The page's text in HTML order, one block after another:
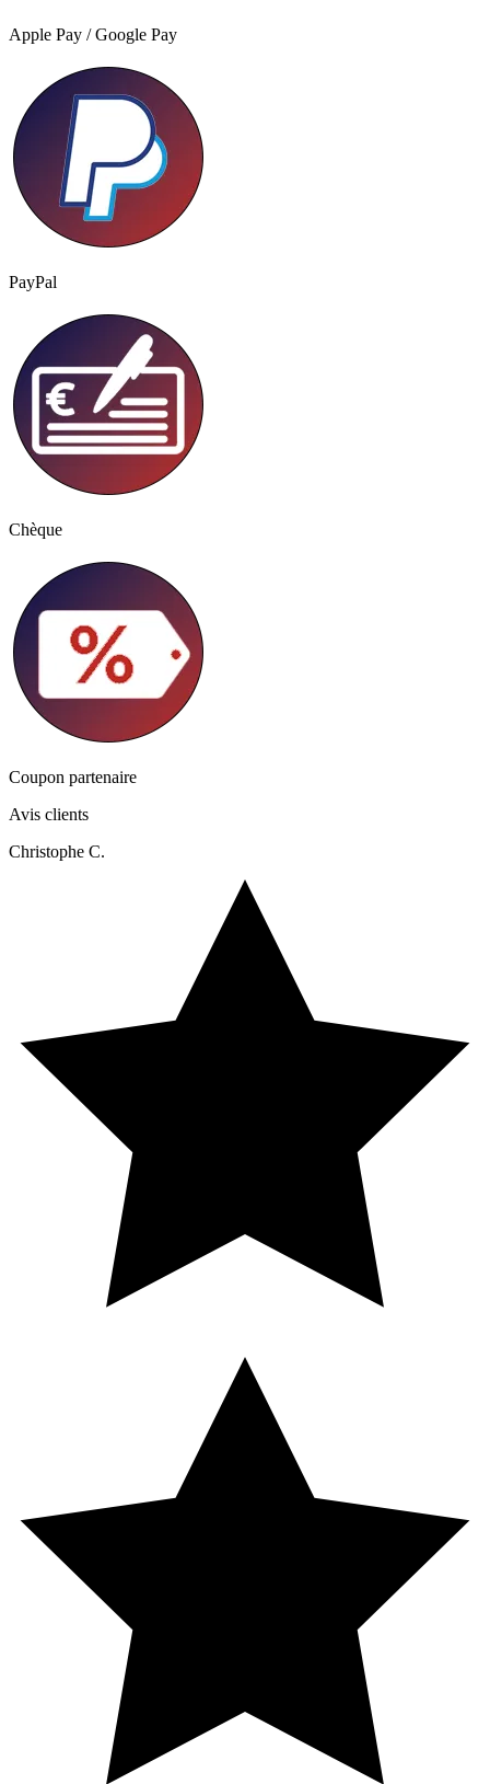
Apple Pay / Google Pay
PayPal
Chèque
Coupon partenaire
Avis clients
Christophe C.